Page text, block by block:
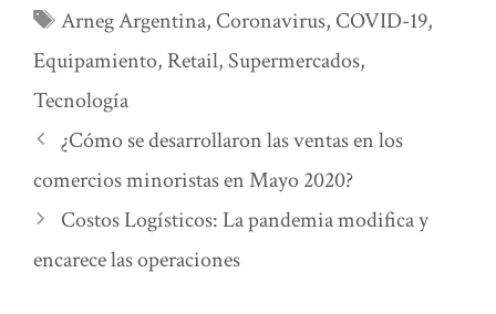
Etiquetas
Arneg Argentina, Coronavirus, COVID-19,
Equipamiento, Retail, Supermercados,
Tecnología
¿Cómo se desarrollaron las ventas en los
comercios minoristas en Mayo 2020?
Costos Logísticos: La pandemia modifica y
encarece las operaciones